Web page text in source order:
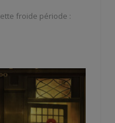
froide période :